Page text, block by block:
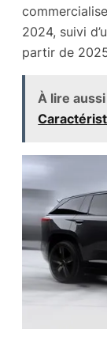
2024, suivi
partir de
À lire aussi